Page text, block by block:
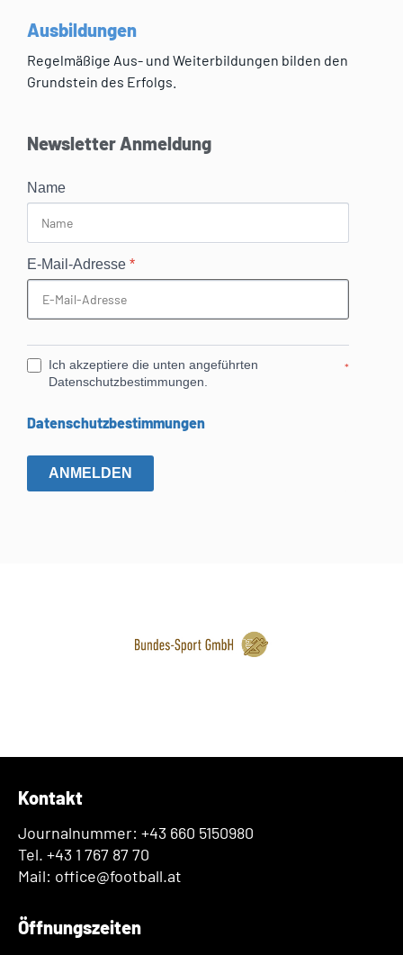
Ausbildungen
Regelmäßige Aus- und Weiterbildungen bilden den
Grundstein des Erfolgs.
Newsletter Anmeldung
Name
E-Mail-Adresse *
Ich akzeptiere die unten angeführten
Datenschutzbestimmungen.
*
Datenschutzbestimmungen
ANMELDEN
Kontakt
Journalnummer: +43 660 5150980
Tel. +43 1 767 87 70
Mail: office@football.at
Öffnungszeiten